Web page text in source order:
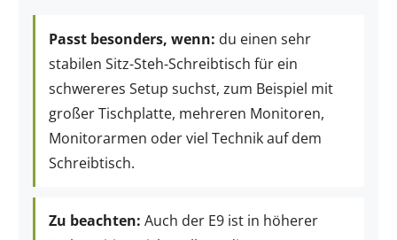
Passt besonders, wenn: du einen sehr
stabilen Sitz-Steh-Schreibtisch für ein
schwereres Setup suchst, zum Beispiel mit
großer Tischplatte, mehreren Monitoren,
Monitorarmen oder viel Technik auf dem
Schreibtisch.
Zu beachten: Auch der E9 ist in höherer